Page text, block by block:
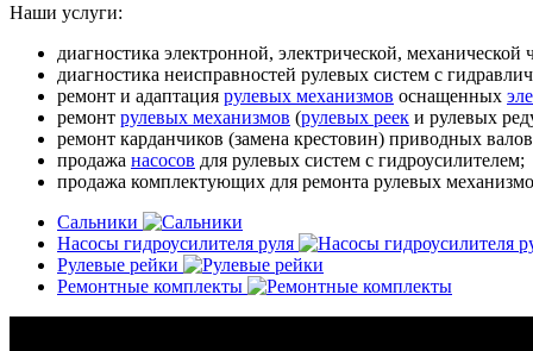
Наши услуги:
диагностика электронной, электрической, механической
диагностика неисправностей рулевых систем с
ремонт и адаптация рулевых механизмов оснащенных
ремонт рулевых механизмов (рулевых реек и рулевых
ремонт карданчиков (замена крестовин) приводных
продажа насосов для рулевых систем с гидроусилителем;
продажа комплектующих для ремонта рулевых
Сальники
Насосы гидроусилителя руля
Рулевые рейки
Ремонтные комплекты